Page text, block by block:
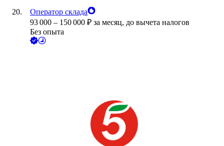
Оператор склада
93 000 – 150 000 ₽ за месяц, до вычета налогов
Без опыта